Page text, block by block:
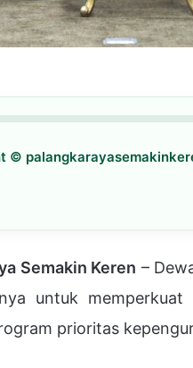
©
Semakin Keren –
untuk
prioritas